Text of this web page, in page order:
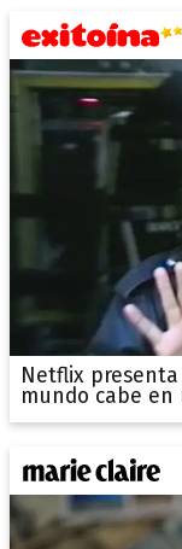
Netflix
mundo cabe en